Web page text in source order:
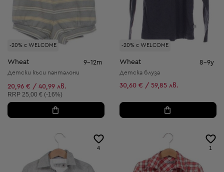
-20% с WELCOME
Wheat 9-12m
Детски къси панталони
20,96 € / 40,99 лв.
Препоръчителна цена:
RRP 25,00 € (-16%)
-20% с WELCOME
Wheat 8-9y
Детска блуза
30,60 € / 59,85 лв.
4 1